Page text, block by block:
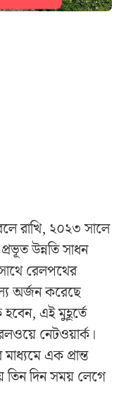
রাখি, ২০২৩ সালে
উন্নতি সাধন
রেলপথের
অর্জন করেছে
এই মুহূর্তে
নেটওয়ার্ক।
এক প্রান্ত
তিন দিন সময় লেগে